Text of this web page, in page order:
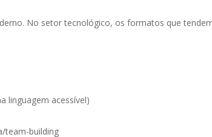
No setor tecnológico, os formatos que
linguagem acessível)
team-building